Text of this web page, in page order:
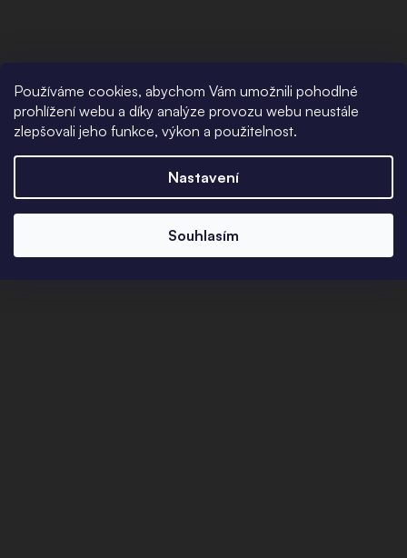
Používáme cookies, abychom Vám umožnili pohodlné
prohlížení webu a díky analýze provozu webu neustále
zlepšovali jeho funkce, výkon a použitelnost.
Nastavení
Souhlasím